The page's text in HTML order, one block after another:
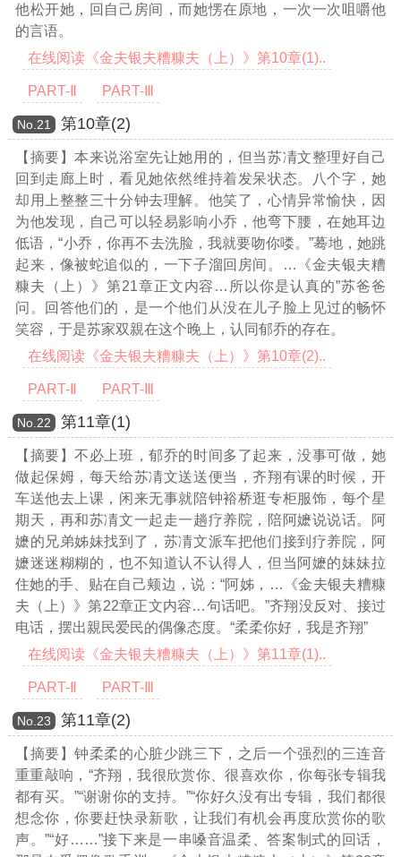
他松开她，回自己房间，而她愣在原地，一次一次咀嚼他
的言语。
在线阅读《金夫银夫糟糠夫（上）》第10章(1)..
PART-Ⅱ PART-Ⅲ
Νο.21 第10章(2)
【摘要】本来说浴室先让她用的，但当苏凊文整理好自己
回到走廊上时，看见她依然维持着发呆状态。八个字，她
却用上整整三十分钟去理解。他笑了，心情异常愉快，因
为他发现，自己可以轻易影响小乔，他弯下腰，在她耳边
低语，“小乔，你再不去洗脸，我就要吻你喽。”蓦地，她跳
起来，像被蛇追似的，一下子溜回房间。
…《金夫银夫糟
糠夫（上）》第21章正文内容… 所以你是认真的”苏爸爸
问。回答他们的，是一个他们从没在儿子脸上见过的畅怀
笑容，于是苏家双親在这个晚上，认同郁乔的存在。
在线阅读《金夫银夫糟糠夫（上）》第10章(2)..
PART-Ⅱ PART-Ⅲ
Νο.22 第11章(1)
【摘要】不必上班，郁乔的时间多了起来，没事可做，她
做起保姆，每天给苏凊文送送便当，齐翔有课的时候，开
车送他去上课，闲来无事就陪钟裕桥逛专柜服饰，每个星
期天，再和苏凊文一起走一趟疗养院，陪阿嬷说说话。阿
嬷的兄弟姊妹找到了，苏凊文派车把他们接到疗养院，阿
嬷迷迷糊糊的，也不知道认不认得人，但当阿嬷的妹妹拉
住她的手、贴在自己颊边，说：“阿姊， …《金夫银夫糟糠
夫（上）》第22章正文内容…句话吧。”齐翔没反对、接过
电话，摆出親民爱民的偶像态度。“柔柔你好，我是齐翔”
在线阅读《金夫银夫糟糠夫（上）》第11章(1)..
PART-Ⅱ PART-Ⅲ
Νο.23 第11章(2)
【摘要】钟柔柔的心脏少跳三下，之后一个强烈的三连音
重重敲响，“齐翔，我很欣赏你、很喜欢你，你每张专辑我
都有买。”“谢谢你的支持。”“你好久没有出专辑，我们都很
想念你，你要赶快录新歌，让我们有机会再度欣赏你的歌
声。”“好……”接下来是一串嗓音温柔、答案制式的回话，